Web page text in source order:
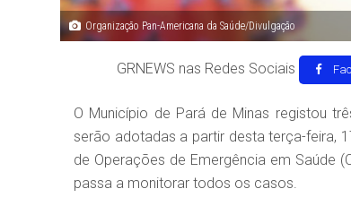
Organização Pan-Americana da Saúde/Divulgação
GRNEWS nas Redes Sociais
O Município de Pará de Minas registou
serão adotadas a partir desta terça-feira,
de Operações de Emergência em Saúde
passa a monitorar todos os casos.